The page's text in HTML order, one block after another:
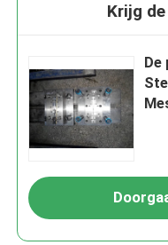
Krijg
De